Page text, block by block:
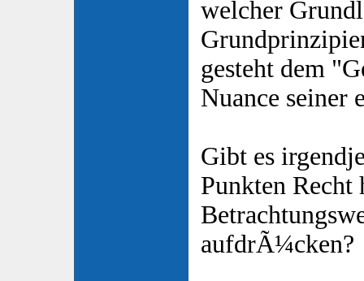
welcher
gesteht dem
Nuance seiner
Gibt es
Punkten Recht
aufdrÃ¼cken?